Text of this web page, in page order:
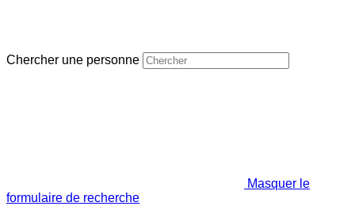
Chercher une personne
Masquer le
formulaire de recherche